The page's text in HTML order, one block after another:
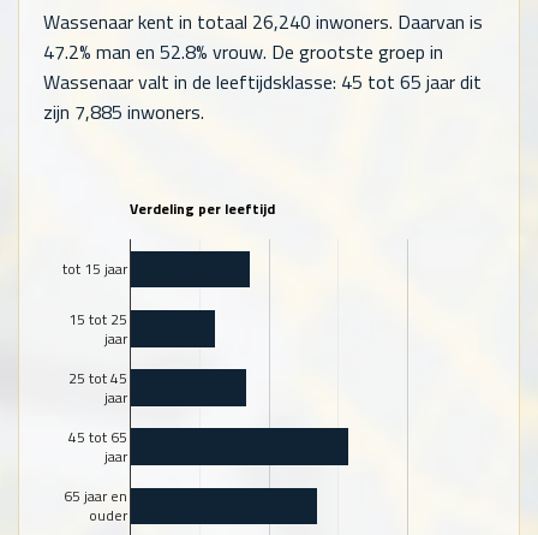
Wassenaar kent in totaal 26,240 inwoners. Daarvan is
47.2% man en 52.8% vrouw. De grootste groep in
Wassenaar valt in de leeftijdsklasse: 45 tot 65 jaar dit
zijn 7,885 inwoners.
Verdeling per leeftijd
tot 15 jaar
15 tot 25
jaar
25 tot 45
jaar
45 tot 65
jaar
65 jaar en
ouder